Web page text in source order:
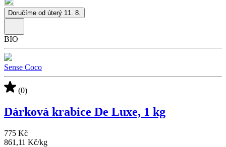
Doručíme od úterý 11. 8.
BIO
Sense Coco
(0)
Dárková krabice De Luxe, 1 kg
775 Kč
861,11 Kč/kg